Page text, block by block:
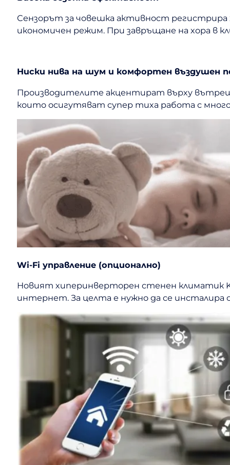
Сензорът за човешка активност
икономичен режим. При завръщане на хора
Ниски нива на шум и комфортен въздушен
Производителите акцентират върху
които осигутяват супер тиха работа с
Wi-Fi управление (опционално)
Новият хиперинверторен стенен климатик
интернет. За целта е нужно да се инсталира